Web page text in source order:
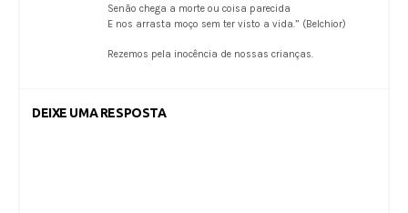
Senão chega a morte ou coisa parecida
E nos arrasta moço sem ter visto a vida.” (Belchior)
Rezemos pela inocência de nossas crianças.
DEIXE UMA RESPOSTA